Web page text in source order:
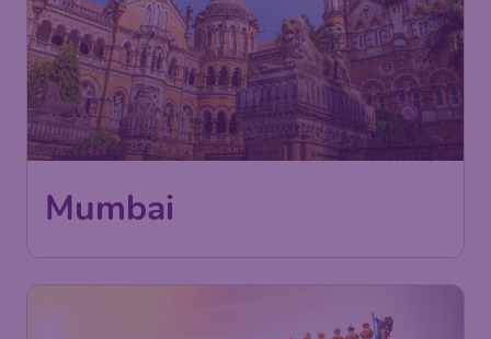
Mumbai